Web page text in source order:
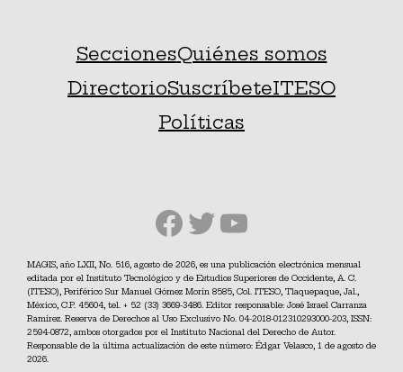
SeccionesQuiénes somos
DirectorioSuscríbeteITESO
Políticas
Facebook
Twitter
YouTube
MAGIS, año LXII, No. 516, agosto de 2026, es una publicación electrónica mensual
editada por el Instituto Tecnológico y de Estudios Superiores de Occidente, A. C.
(ITESO), Periférico Sur Manuel Gómez Morín 8585, Col. ITESO, Tlaquepaque, Jal.,
México, C.P. 45604, tel. + 52 (33) 3669-3486. Editor responsable: José Israel Carranza
Ramírez. Reserva de Derechos al Uso Exclusivo No. 04-2018-012310293000-203, ISSN:
2594-0872, ambos otorgados por el Instituto Nacional del Derecho de Autor.
Responsable de la última actualización de este número: Édgar Velasco, 1 de agosto de
2026.